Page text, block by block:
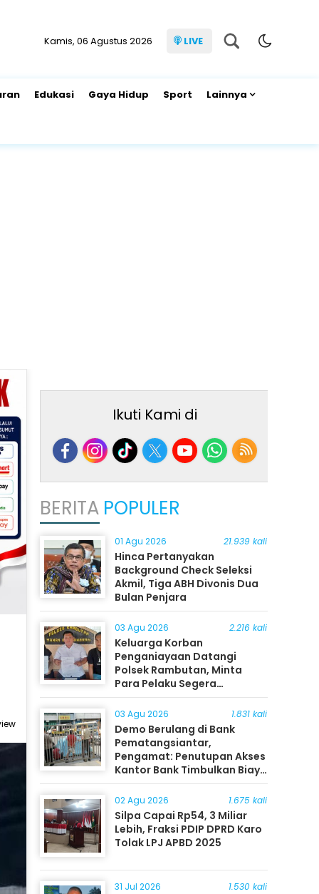
Kamis, 06 Agustus 2026 LIVE
Edukasi Gaya Hidup Sport Lainnya
Ikuti Kami di
BERITA POPULER
01 Agu 2026 21.939 kali
Hinca Pertanyakan
Background Check Seleksi
Akmil, Tiga ABH Divonis Dua
Bulan Penjara
03 Agu 2026 2.216 kali
Keluarga Korban
Penganiayaan Datangi
Polsek Rambutan, Minta
Para Pelaku Segera
Ditangkap
03 Agu 2026 1.831 kali
Demo Berulang di Bank
Pematangsiantar,
Pengamat: Penutupan Akses
Kantor Bank Timbulkan Biaya
Ekonomi bagi Masyarakat
02 Agu 2026 1.675 kali
Silpa Capai Rp54, 3 Miliar
Lebih, Fraksi PDIP DPRD Karo
Tolak LPJ APBD 2025
31 Jul 2026 1.530 kali